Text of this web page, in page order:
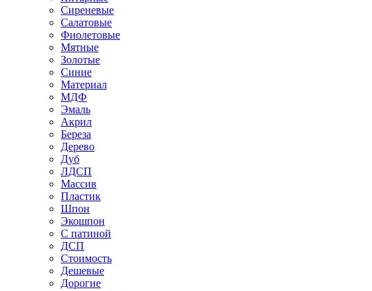
Сиреневые
Салатовые
Фиолетовые
Мятные
Золотые
Синие
Материал
МДФ
Эмаль
Акрил
Береза
Дерево
Дуб
ЛДСП
Массив
Пластик
Шпон
Экошпон
С патиной
ДСП
Стоимость
Дешевые
Дорогие